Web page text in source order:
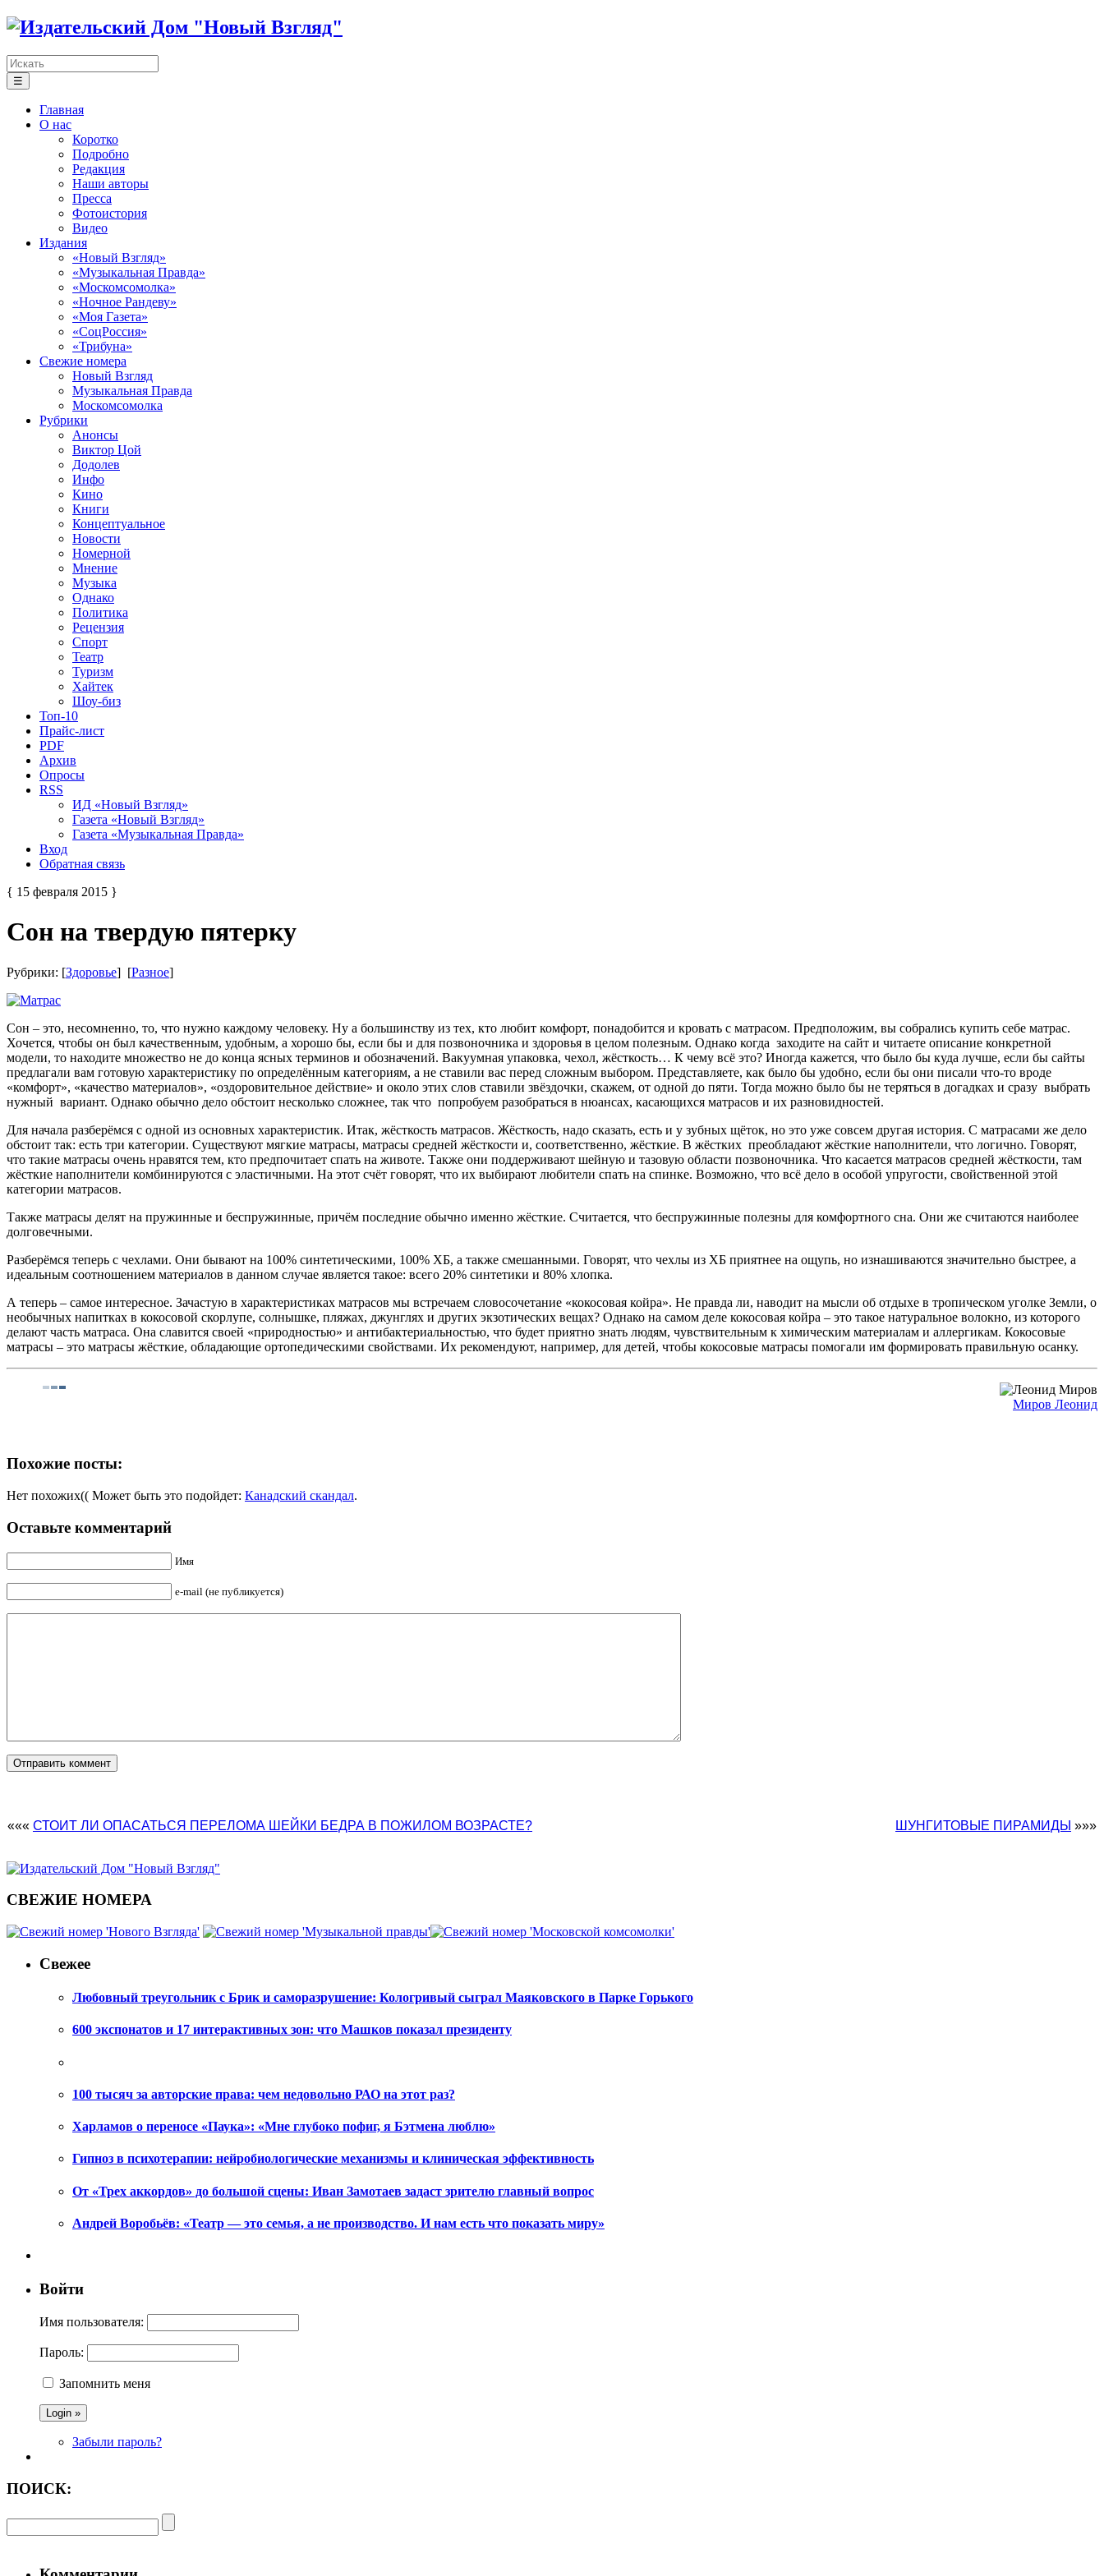
☰
Главная
О нас
Коротко
Подробно
Редакция
Наши авторы
Пресса
Фотоистория
Видео
Издания
«Новый Взгляд»
«Музыкальная Правда»
«Москомсомолка»
«Ночное Рандеву»
«Моя Газета»
«СоцРоссия»
«Трибуна»
Свежие номера
Новый Взгляд
Музыкальная Правда
Москомсомолка
Рубрики
Анонсы
Виктор Цой
Додолев
Инфо
Кино
Книги
Концептуальное
Новости
Номерной
Мнение
Музыка
Однако
Политика
Рецензия
Спорт
Театр
Туризм
Хайтек
Шоу-биз
Топ-10
Прайс-лист
PDF
Архив
Опросы
RSS
ИД «Новый Взгляд»
Газета «Новый Взгляд»
Газета «Музыкальная Правда»
Вход
Обратная связь
{ 15 февраля 2015 }
Сон на твердую пятерку
Рубрики: [Здоровье] [Разное]
Сон – это, несомненно, то, что нужно каждому человеку. Ну а большинству из тех, кто любит комфорт, понадобится и кровать с матрасом. Предположим, вы собрались купить себе матрас.
Хочется, чтобы он был качественным, удобным, а хорошо бы, если бы и для позвоночника и здоровья в целом полезным. Однако когда заходите на сайт и читаете описание конкретной
модели, то находите множество не до конца ясных терминов и обозначений. Вакуумная упаковка, чехол, жёсткость… К чему всё это? Иногда кажется, что было бы куда лучше, если бы сайты
предлагали вам готовую характеристику по определённым категориям, а не ставили вас перед сложным выбором. Представляете, как было бы удобно, если бы они писали что-то вроде
«комфорт», «качество материалов», «оздоровительное действие» и около этих слов ставили звёздочки, скажем, от одной до пяти. Тогда можно было бы не теряться в догадках и сразу выбрать
нужный вариант. Однако обычно дело обстоит несколько сложнее, так что попробуем разобраться в нюансах, касающихся матрасов и их разновидностей.
Для начала разберёмся с одной из основных характеристик. Итак, жёсткость матрасов. Жёсткость, надо сказать, есть и у зубных щёток, но это уже совсем другая история. С матрасами же дело
обстоит так: есть три категории. Существуют мягкие матрасы, матрасы средней жёсткости и, соответственно, жёсткие. В жёстких преобладают жёсткие наполнители, что логично. Говорят,
что такие матрасы очень нравятся тем, кто предпочитает спать на животе. Также они поддерживают шейную и тазовую области позвоночника. Что касается матрасов средней жёсткости, там
жёсткие наполнители комбинируются с эластичными. На этот счёт говорят, что их выбирают любители спать на спинке. Возможно, что всё дело в особой упругости, свойственной этой
категории матрасов.
Также матрасы делят на пружинные и беспружинные, причём последние обычно именно жёсткие. Считается, что беспружинные полезны для комфортного сна. Они же считаются наиболее
долговечными.
Разберёмся теперь с чехлами. Они бывают на 100% синтетическими, 100% ХБ, а также смешанными. Говорят, что чехлы из ХБ приятнее на ощупь, но изнашиваются значительно быстрее, а
идеальным соотношением материалов в данном случае является такое: всего 20% синтетики и 80% хлопка.
А теперь – самое интересное. Зачастую в характеристиках матрасов мы встречаем словосочетание «кокосовая койра». Не правда ли, наводит на мысли об отдыхе в тропическом уголке Земли, о
необычных напитках в кокосовой скорлупе, солнышке, пляжах, джунглях и других экзотических вещах? Однако на самом деле кокосовая койра – это такое натуральное волокно, из которого
делают часть матраса. Она славится своей «природностью» и антибактериальностью, что будет приятно знать людям, чувствительным к химическим материалам и аллергикам. Кокосовые
матрасы – это матрасы жёсткие, обладающие ортопедическими свойствами. Их рекомендуют, например, для детей, чтобы кокосовые матрасы помогали им формировать правильную осанку.
Миров Леонид
Похожие посты:
Нет похожих(( Может быть это подойдет: Канадский скандал.
Оставьте комментарий
Имя
e-mail (не публикуется)
««« СТОИТ ЛИ ОПАСАТЬСЯ ПЕРЕЛОМА ШЕЙКИ БЕДРА В ПОЖИЛОМ ВОЗРАСТЕ? ШУНГИТОВЫЕ ПИРАМИДЫ »»»
СВЕЖИЕ НОМЕРА
Свежее
Любовный треугольник с Брик и саморазрушение: Кологривый сыграл Маяковского в Парке Горького
600 экспонатов и 17 интерактивных зон: что Машков показал президенту
100 тысяч за авторские права: чем недовольно РАО на этот раз?
Харламов о переносе «Паука»: «Мне глубоко пофиг, я Бэтмена люблю»
Гипноз в психотерапии: нейробиологические механизмы и клиническая эффективность
От «Трех аккордов» до большой сцены: Иван Замотаев задаст зрителю главный вопрос
Андрей Воробьёв: «Театр — это семья, а не производство. И нам есть что показать миру»
Войти
Имя пользователя:
Пароль:
Запомнить меня
Забыли пароль?
ПОИСК: